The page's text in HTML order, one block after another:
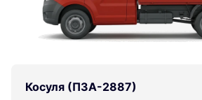
Косуля (ПЗА-2887)